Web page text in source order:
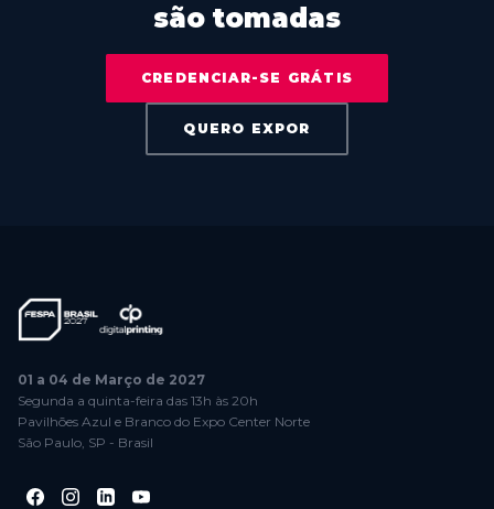
são tomadas
CREDENCIAR-SE GRÁTIS
QUERO EXPOR
01 a 04 de Março de 2027
Segunda a quinta-feira das 13h às 20h
Pavilhões Azul e Branco do Expo Center Norte
São Paulo, SP - Brasil